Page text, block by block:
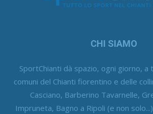
CHI SIAMO
SportChianti dà spazio, ogni giorno,
comuni del Chianti fiorentino e delle
Casciano, Barberino Tavarnelle,
Impruneta, Bagno a Ripoli (e non